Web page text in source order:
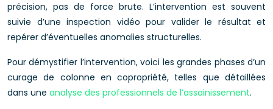
précision, pas de force brute. L’intervention est souvent
suivie d’une inspection vidéo pour valider le résultat et
repérer d’éventuelles anomalies structurelles.
Pour démystifier l’intervention, voici les grandes phases d’un
curage de colonne en copropriété, telles que détaillées
dans une analyse des professionnels de l’assainissement.